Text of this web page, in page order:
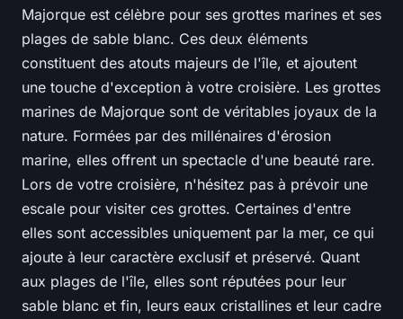
Majorque est célèbre pour ses grottes marines et ses
plages de sable blanc. Ces deux éléments
constituent des atouts majeurs de l'île, et ajoutent
une touche d'exception à votre croisière. Les grottes
marines de Majorque sont de véritables joyaux de la
nature. Formées par des millénaires d'érosion
marine, elles offrent un spectacle d'une beauté rare.
Lors de votre croisière, n'hésitez pas à prévoir une
escale pour visiter ces grottes. Certaines d'entre
elles sont accessibles uniquement par la mer, ce qui
ajoute à leur caractère exclusif et préservé. Quant
aux plages de l'île, elles sont réputées pour leur
sable blanc et fin, leurs eaux cristallines et leur cadre